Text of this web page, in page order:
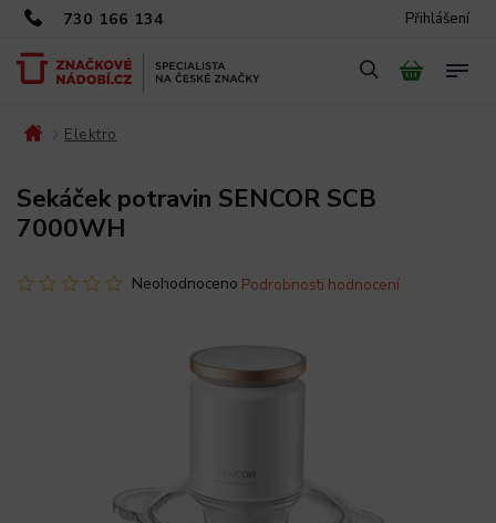
730 166 134 Přihlášení
Elektro
Sekáček potravin SENCOR SCB
7000WH
Neohodnoceno Podrobnosti hodnocení